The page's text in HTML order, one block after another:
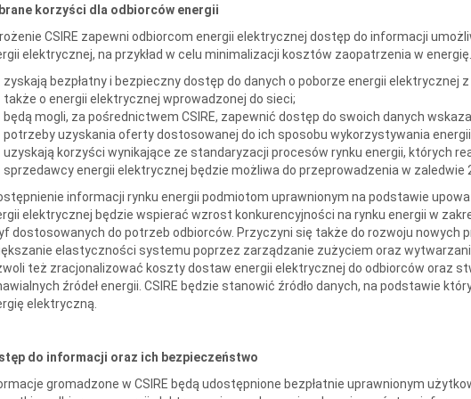
korzyści dla odbiorców energii
CSIRE zapewni odbiorcom energii elektrycznej dostęp do informacji
elektrycznej, na przykład w celu minimalizacji kosztów zaopatrzenia w
zyskają bezpłatny i bezpieczny dostęp do danych o poborze energii elektrycznej
także o energii elektrycznej wprowadzonej do sieci;
będą mogli, za pośrednictwem CSIRE, zapewnić dostęp do swoich danych
potrzeby uzyskania oferty dostosowanej do ich sposobu wykorzystywania
uzyskają korzyści wynikające ze standaryzacji procesów rynku energii, których
sprzedawcy energii elektrycznej będzie możliwa do przeprowadzenia w zaledwie
informacji rynku energii podmiotom uprawnionym na podstawie
elektrycznej będzie wspierać wzrost konkurencyjności na rynku energii w
dostosowanych do potrzeb odbiorców. Przyczyni się także do rozwoju nowych
elastyczności systemu poprzez zarządzanie zużyciem oraz
też zracjonalizować koszty dostaw energii elektrycznej do odbiorców oraz
źródeł energii. CSIRE będzie stanowić źródło danych, na podstawie
elektryczną.
do informacji oraz ich bezpieczeństwo
gromadzone w CSIRE będą udostępnione bezpłatnie uprawnionym